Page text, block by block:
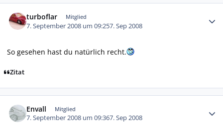
turboflar Mitglied
7. September 2008 um 09:257. Sep 2008
So gesehen hast du natürlich recht.
Zitat
Envall Mitglied
7. September 2008 um 09:367. Sep 2008